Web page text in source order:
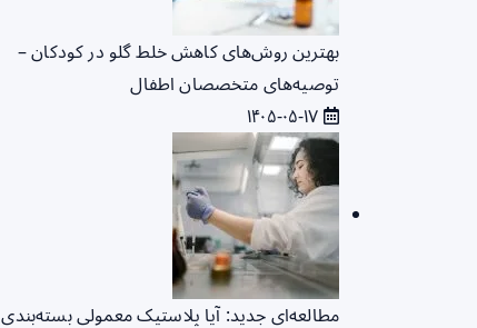
بهترین روش‌های کاهش خلط گلو در کودکان –
توصیه‌های متخصصان اطفال
مطالعه‌ای جدید: آیا پلاستیک معمولی بسته‌بندی